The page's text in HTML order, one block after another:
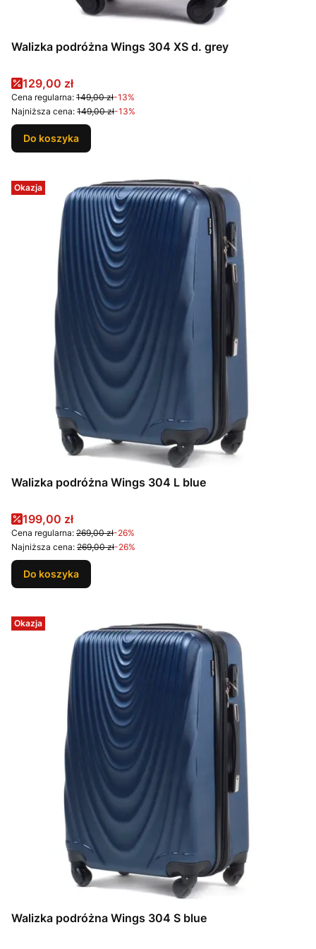
Walizka podróżna Wings 304 XS d. grey
Cena promocyjna
129,00 zł
Cena regularna: 149,00 zł-13%
Najniższa cena: 149,00 zł-13%
Do koszyka
Okazja
Walizka podróżna Wings 304 L blue
Cena promocyjna
199,00 zł
Cena regularna: 269,00 zł-26%
Najniższa cena: 269,00 zł-26%
Do koszyka
Okazja
Walizka podróżna Wings 304 S blue